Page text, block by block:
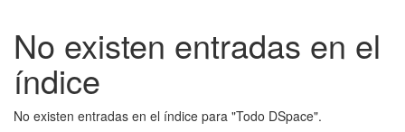
No existen entradas en el
índice
No existen entradas en el índice para "Todo DSpace".